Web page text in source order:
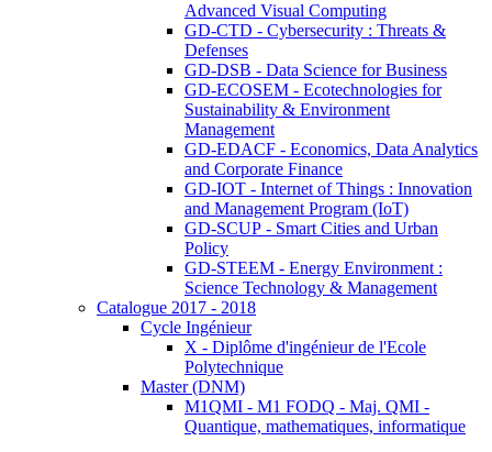
Advanced Visual Computing
GD-CTD - Cybersecurity : Threats &
Defenses
GD-DSB - Data Science for Business
GD-ECOSEM - Ecotechnologies for
Sustainability & Environment
Management
GD-EDACF - Economics, Data Analytics
and Corporate Finance
GD-IOT - Internet of Things : Innovation
and Management Program (IoT)
GD-SCUP - Smart Cities and Urban
Policy
GD-STEEM - Energy Environment :
Science Technology & Management
Catalogue 2017 - 2018
Cycle Ingénieur
X - Diplôme d'ingénieur de l'Ecole
Polytechnique
Master (DNM)
M1QMI - M1 FODQ - Maj. QMI -
Quantique, mathematiques, informatique